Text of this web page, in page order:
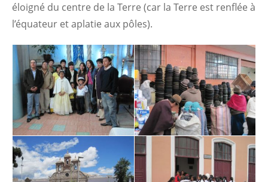
éloigné du centre de la Terre (car la Terre est renflée à
l’équateur et aplatie aux pôles).